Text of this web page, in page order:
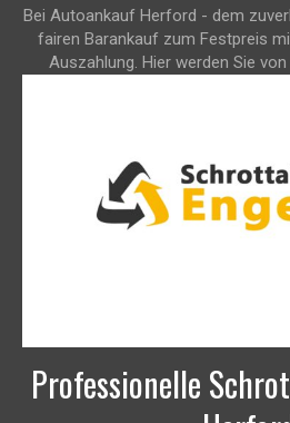
Bei Autoankauf Herford - dem
fairen Barankauf zum Festpreis
Auszahlung. Hier werden Sie
Professionelle